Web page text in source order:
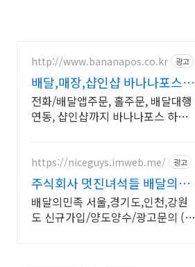
http://www.bananapos.co.kr 광고
배달,매장,샵인샵 바나나포스
가입시 1개월 무료
전화/배달앱주문, 홀주문, 배달대행
연동, 샵인샵까지 바나나포스 하나
https://niceguys.imweb.me/ 광고
주식회사 멋진녀석들 배달의민
족 공식협력사
배달의민족 서울,경기도,인천,강원
도 신규가입/양도양수/광고문의 (방